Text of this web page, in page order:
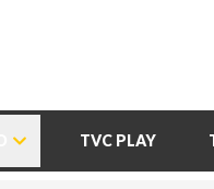
TVC PLAY